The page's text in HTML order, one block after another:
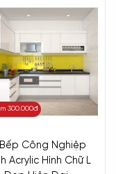
300.000đ
Bếp Công Nghiệp
Acrylic Hình Chữ L